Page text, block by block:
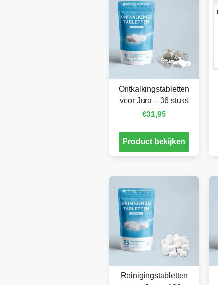
Ontkalkingstabletten
voor Jura – 36 stuks
€31,95
Product bekijken
Reinigingstabletten